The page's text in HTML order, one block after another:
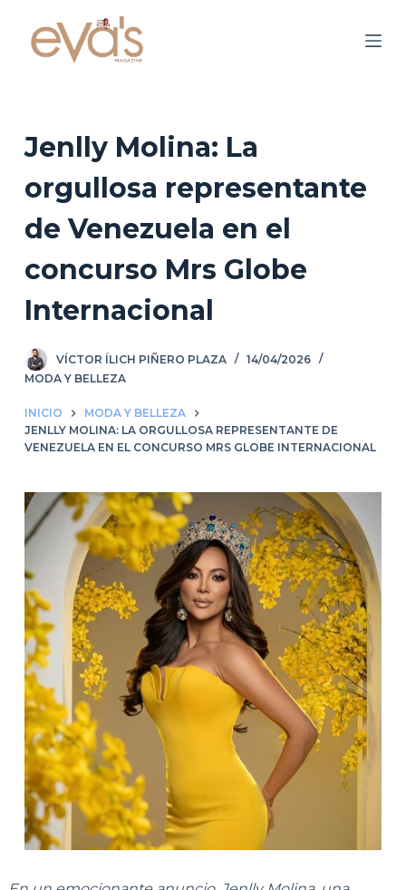
a
o
e
d
Jenlly Molina: La
orgullosa representante
de Venezuela en el
concurso Mrs Globe
Internacional
VÍCTOR ÍLICH PIÑERO PLAZA
14/04/2026
MODA Y BELLEZA
INICIO
MODA Y BELLEZA
JENLLY MOLINA: LA ORGULLOSA REPRESENTANTE DE
VENEZUELA EN EL CONCURSO MRS GLOBE INTERNACIONAL